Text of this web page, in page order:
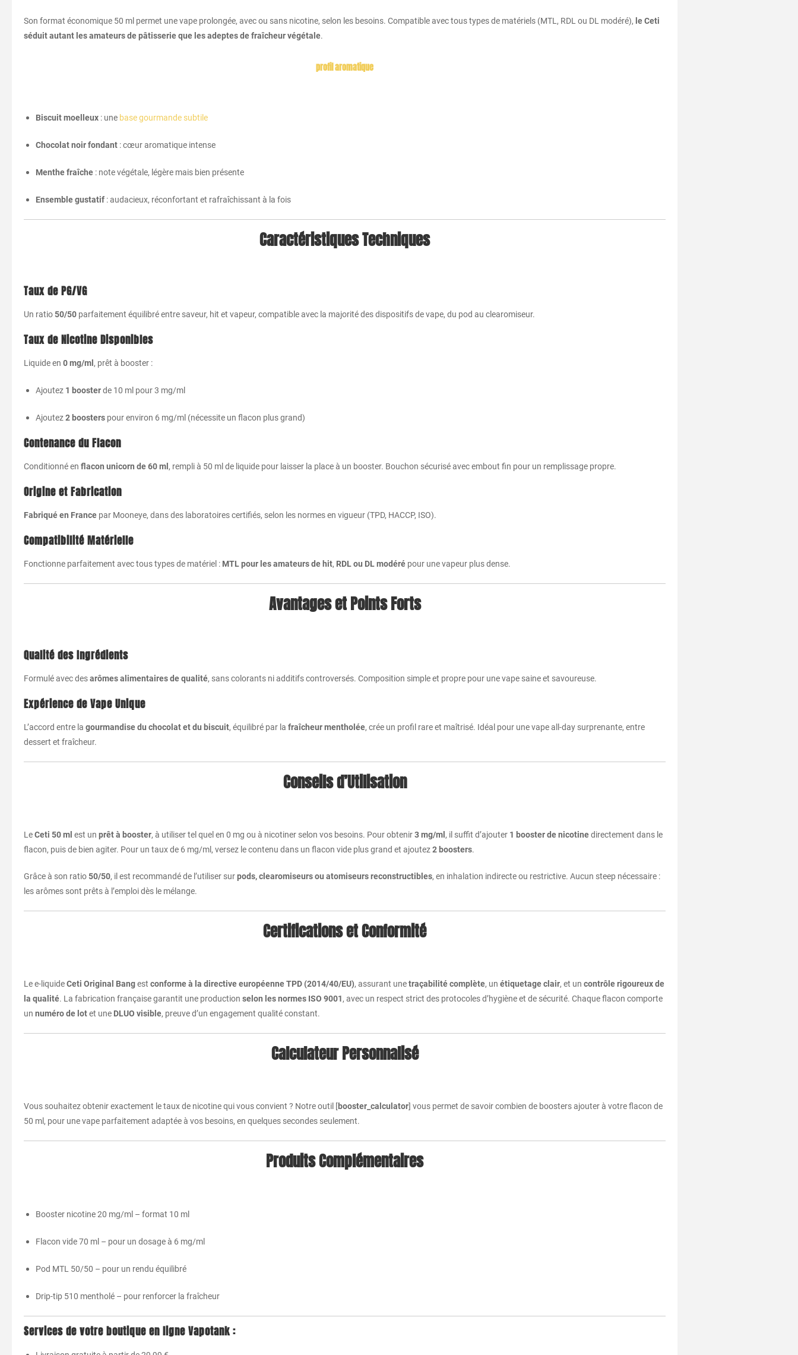
Son format économique 50 ml permet une vape prolongée, avec ou sans nicotine, selon les besoins. Compatible avec tous types de matériels (MTL, RDL ou DL modéré), le Ceti
séduit autant les amateurs de pâtisserie que les adeptes de fraîcheur végétale.
profil aromatique
Biscuit moelleux : une base gourmande subtile
Chocolat noir fondant : cœur aromatique intense
Menthe fraîche : note végétale, légère mais bien présente
Ensemble gustatif : audacieux, réconfortant et rafraîchissant à la fois
Caractéristiques Techniques
Taux de PG/VG
Un ratio50/50 parfaitement équilibré entre saveur, hit et vapeur, compatible avec la majorité des dispositifs de vape, du pod au clearomiseur.
Taux de Nicotine Disponibles
Liquide en 0 mg/ml , prêt à booster :
Ajoutez 1 boosterde 10 ml pour 3 mg/ml
Ajoutez2 boosters pour environ 6 mg/ml (nécessite un flacon plus grand)
Contenance du Flacon
Conditionné en flacon unicorn de 60 ml , rempli à 50 ml de liquide pour laisser la place à un booster. Bouchon sécurisé avec embout fin pour un remplissage propre.
Origine et Fabrication
Fabriqué en France par Mooneye, dans des laboratoires certifiés, selon les normes en vigueur (TPD, HACCP, ISO).
Compatibilité Matérielle
Fonctionne parfaitement avec tous types de matériel : MTL pour les amateurs de hit, RDL ou DL modéré pour une vapeur plus dense.
Avantages et Points Forts
Qualité des Ingrédients
Formulé avec desarômes alimentaires de qualité, sans colorants ni additifs controversés. Composition simple et propre pour une vape saine et savoureuse.
Expérience de Vape Unique
L’accord entre la gourmandise du chocolat et du biscuit, équilibré par la fraîcheur mentholée, crée un profil rare et maîtrisé. Idéal pour une vape all-day surprenante, entre
dessert et fraîcheur.
Conseils d’Utilisation
LeCeti 50 ml est un prêt à booster, à utiliser tel quel en 0 mg ou à nicotiner selon vos besoins. Pour obtenir3 mg/ml , il suffit d’ajouter 1 booster de nicotinedirectement dans le
flacon, puis de bien agiter. Pour un taux de 6 mg/ml, versez le contenu dans un flacon vide plus grand et ajoutez2 boosters.
Grâce à son ratio50/50, il est recommandé de l’utiliser surpods, clearomiseurs ou atomiseurs reconstructibles, en inhalation indirecte ou restrictive. Aucun steep nécessaire :
les arômes sont prêts à l’emploi dès le mélange.
Certifications et Conformité
Le e-liquideCeti Original Bangest conforme à la directive européenne TPD (2014/40/EU), assurant unetraçabilité complète, un étiquetage clair, et un contrôle rigoureux de
la qualité. La fabrication française garantit une production selon les normes ISO 9001, avec un respect strict des protocoles d’hygiène et de sécurité. Chaque flacon comporte
un numéro de lotet une DLUO visible, preuve d’un engagement qualité constant.
Calculateur Personnalisé
Vous souhaitez obtenir exactement le taux de nicotine qui vous convient ? Notre outil [booster_calculator] vous permet de savoir combien de boosters ajouter à votre flacon de
50 ml, pour une vape parfaitement adaptée à vos besoins, en quelques secondes seulement.
Produits Complémentaires
Booster nicotine 20 mg/ml – format 10 ml
Flacon vide 70 ml – pour un dosage à 6 mg/ml
Pod MTL 50/50 – pour un rendu équilibré
Drip-tip 510 mentholé – pour renforcer la fraîcheur
Services de votre boutique en ligne Vapotank :